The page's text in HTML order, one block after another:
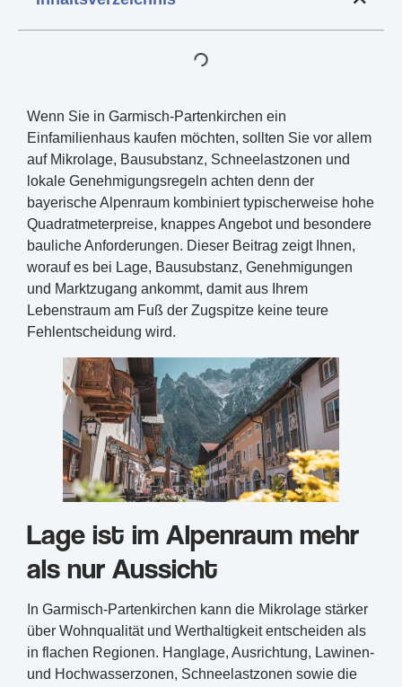
Wenn Sie in Garmisch-Partenkirchen ein
Einfamilienhaus kaufen möchten, sollten Sie vor allem
auf Mikrolage, Bausubstanz, Schneelastzonen und
lokale Genehmigungsregeln achten denn der
bayerische Alpenraum kombiniert typischerweise hohe
Quadratmeterpreise, knappes Angebot und besondere
bauliche Anforderungen. Dieser Beitrag zeigt Ihnen,
worauf es bei Lage, Bausubstanz, Genehmigungen
und Marktzugang ankommt, damit aus Ihrem
Lebenstraum am Fuß der Zugspitze keine teure
Fehlentscheidung wird.
Lage ist im Alpenraum mehr
als nur Aussicht
In Garmisch-Partenkirchen kann die Mikrolage stärker
über Wohnqualität und Werthaltigkeit entscheiden als
in flachen Regionen. Hanglage, Ausrichtung, Lawinen-
und Hochwasserzonen, Schneelastzonen sowie die